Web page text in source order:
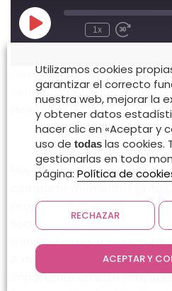
Reproducir
episodio Rebobinar
10
1x
Fast
Forward
seconds
FEED RSS
COMPARTIR
ENLACE
INCRUSTAR
Descargar archivo|
ventana|Duración: 20:03|
diciembre de 2022
Hoy me centro en la familia
propuse en su momento a
sociales y que ha
a invertir estos próximos
A modo de reflexión. Porque
importante en este
Utilizamos cookies
garantizar el correcto
nuestra web, mejorar la
y obtener datos
hacer clic en «Aceptar y
uso de todas las cookies.
gestionarlas en todo
página: Política de
RECHAZAR
ACEPTAR Y